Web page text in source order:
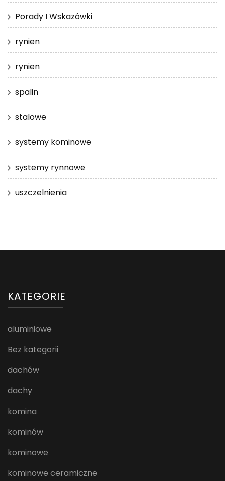
Porady I Wskazówki
rynien
rynien
spalin
stalowe
systemy kominowe
systemy rynnowe
uszczelnienia
KATEGORIE
aluminiowe
Bez kategorii
dachów
dachy
komina
kominów
kominowe
kominowe ceramiczne